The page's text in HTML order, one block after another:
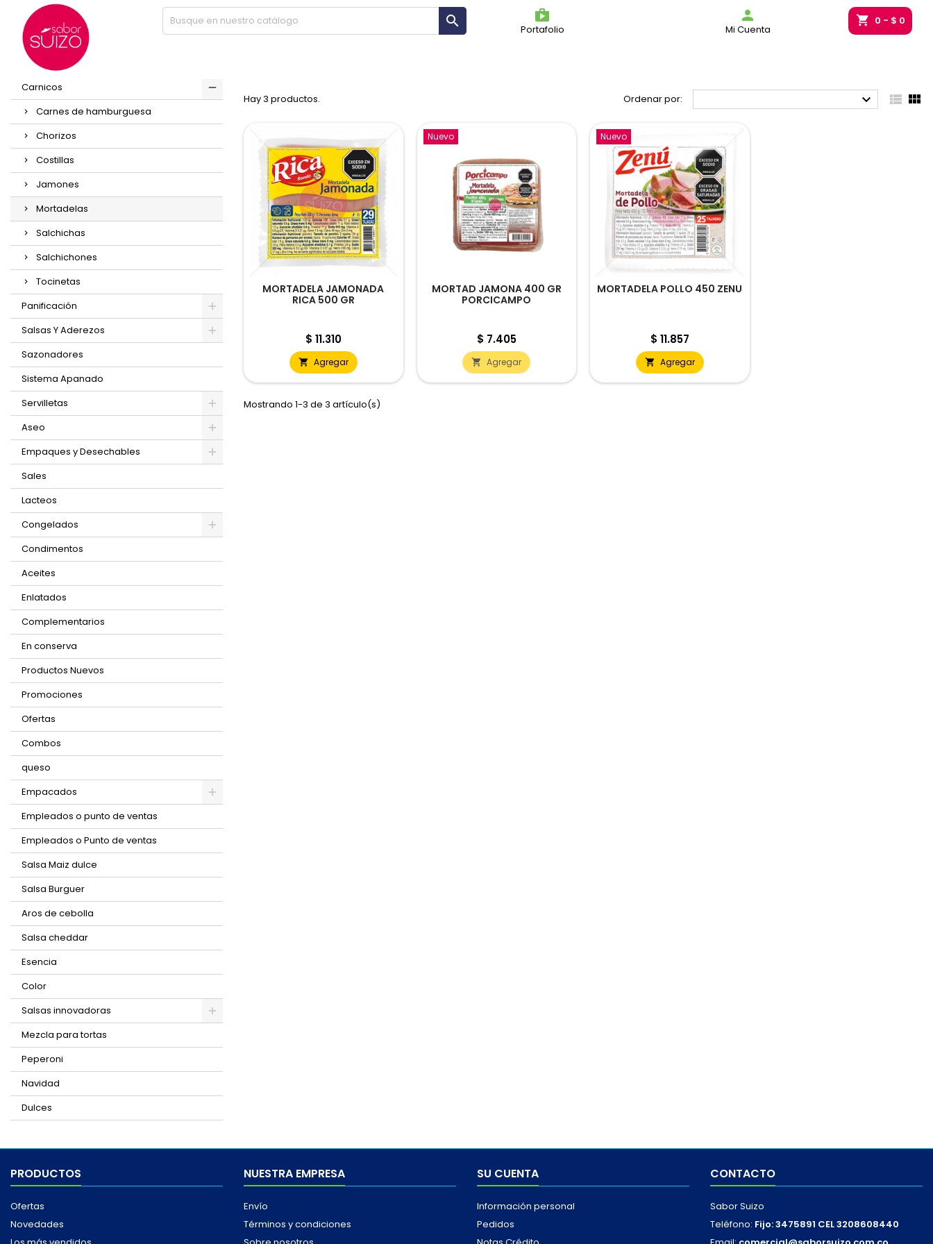
shopping_cart 0 - $ 0
 shopping_bag
Portafolio

Mi Cuenta
Inicio Carnicos Mortadelas
PRODUCTOS
Carnicos
Carnes de hamburguesa
Chorizos
Costillas
Jamones
Mortadelas
Salchichas
Salchichones
Tocinetas
Panificación
Salsas Y Aderezos
Sazonadores
Sistema Apanado
Servilletas
Aseo
Empaques y Desechables
Sales
Lacteos
Congelados
Condimentos
Aceites
Enlatados
Complementarios
En conserva
Productos Nuevos
Promociones
Ofertas
Combos
queso
Empacados
Empleados o punto de ventas
Empleados o Punto de ventas
Salsa Maiz dulce
Salsa Burguer
Aros de cebolla
Salsa cheddar
Esencia
Color
Salsas innovadoras
Mezcla para tortas
Peperoni
Navidad
Dulces
Hay 3 productos. Ordenar por:   
MORTADELA JAMONADA
RICA 500 GR
Precio
$ 11.310
 Agregar
Nuevo
MORTAD JAMONA 400 GR
PORCICAMPO
Precio
$ 7.405
 Agregar
Nuevo
MORTADELA POLLO 450 ZENU
Precio
$ 11.857
 Agregar
Mostrando 1-3 de 3 artículo(s)
PRODUCTOS
Ofertas
Novedades
NUESTRA EMPRESA
Envío
Términos y condiciones
SU CUENTA
Información personal
Pedidos
CONTACTO
Sabor Suizo
Teléfono: Fijo: 3475891 CEL 3208608440